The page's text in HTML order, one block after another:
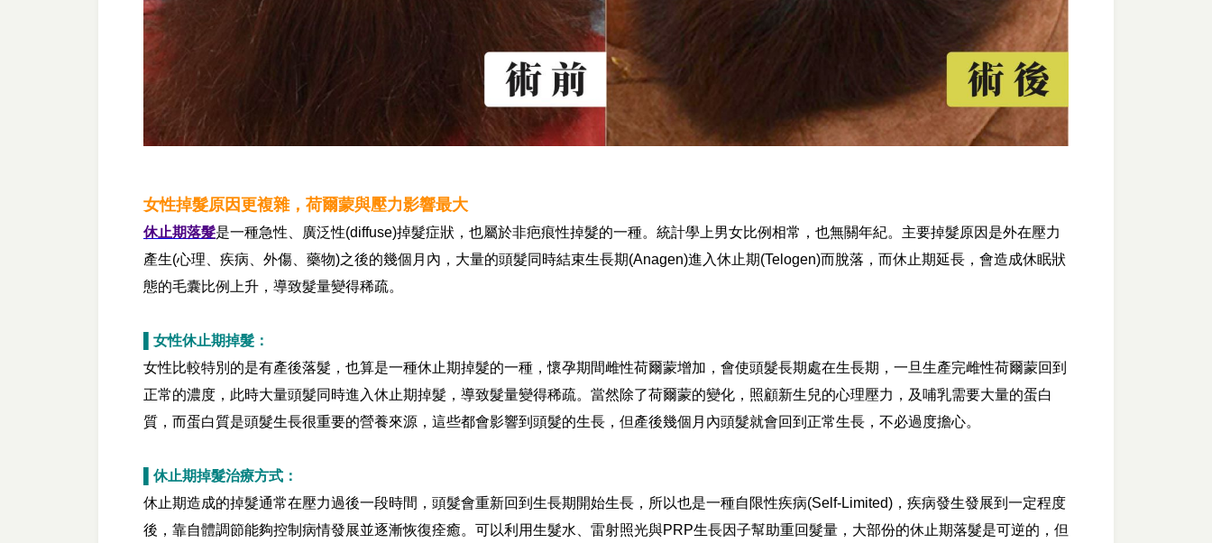
女性掉髮原因更複雜，荷爾蒙與壓力影響最大
休止期落髮是一種急性、廣泛性(diffuse)掉髮症狀，也屬於非疤痕性掉髮的一種。統計學上男女比例相常，也無關年紀。主要掉髮原因是外在壓力
產生(心理、疾病、外傷、藥物)之後的幾個月內，大量的頭髮同時結束生長期(Anagen)進入休止期(Telogen)而脫落，而休止期延長，會造成休眠狀
態的毛囊比例上升，導致髮量變得稀疏。
▌女性休止期掉髮：
女性比較特別的是有產後落髮，也算是一種休止期掉髮的一種，懷孕期間雌性荷爾蒙增加，會使頭髮長期處在生長期，一旦生產完雌性荷爾蒙回到
正常的濃度，此時大量頭髮同時進入休止期掉髮，導致髮量變得稀疏。當然除了荷爾蒙的變化，照顧新生兒的心理壓力，及哺乳需要大量的蛋白
質，而蛋白質是頭髮生長很重要的營養來源，這些都會影響到頭髮的生長，但產後幾個月內頭髮就會回到正常生長，不必過度擔心。
▌休止期掉髮治療方式：
休止期造成的掉髮通常在壓力過後一段時間，頭髮會重新回到生長期開始生長，所以也是一種自限性疾病(Self-Limited)，疾病發生發展到一定程度
後，靠自體調節能夠控制病情發展並逐漸恢復痊癒。可以利用生髮水、雷射照光與PRP生長因子幫助重回髮量，大部份的休止期落髮是可逆的，但